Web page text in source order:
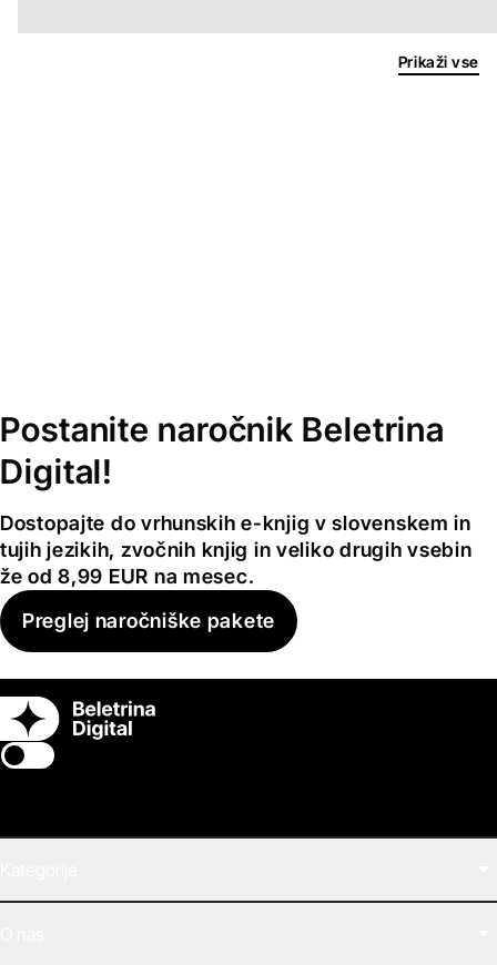
Prikaži vse
Postanite naročnik Beletrina
Digital!
Dostopajte do vrhunskih e-knjig v slovenskem in
tujih jezikih, zvočnih knjig in veliko drugih vsebin
že od 8,99 EUR na mesec.
Preglej naročniške pakete
Switch theme